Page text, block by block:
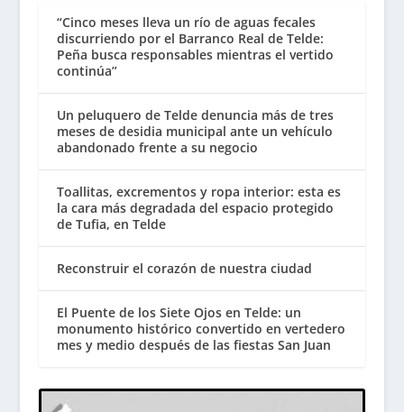
“Cinco meses lleva un río de aguas fecales
discurriendo por el Barranco Real de Telde:
Peña busca responsables mientras el vertido
continúa”
Un peluquero de Telde denuncia más de tres
meses de desidia municipal ante un vehículo
abandonado frente a su negocio
Toallitas, excrementos y ropa interior: esta es
la cara más degradada del espacio protegido
de Tufia, en Telde
Reconstruir el corazón de nuestra ciudad
El Puente de los Siete Ojos en Telde: un
monumento histórico convertido en vertedero
mes y medio después de las fiestas San Juan